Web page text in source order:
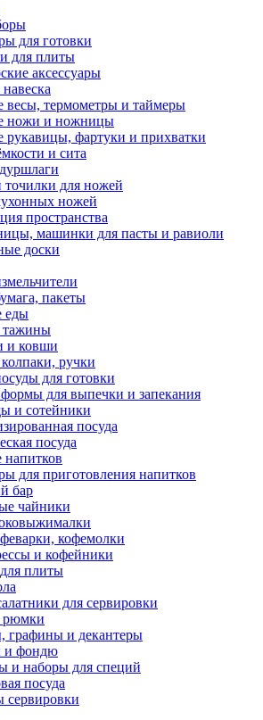
для готовки
для плиты
аксессуары
весы, термометры и таймеры
ножи и ножницы
рукавицы, фартуки и прихватки
и сита
для ножей
ножей
пространства
машинки для пасты и равиоли
доски
пакеты
еды
тажины
и ковши
ручки
для готовки
для выпечки и запекания
и сотейники
посуда
посуда
напитков
для приготовления напитков
бар
чайники
кофемолки
и кофейники
плиты
для сервировки
рюмки
графины и декантеры
и фондю
и наборы для специй
посуда
сервировки